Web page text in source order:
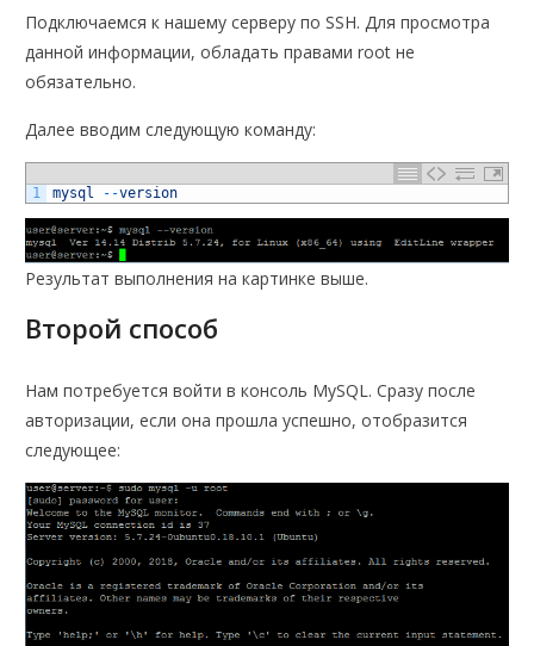
Подключаемся к нашему серверу по SSH. Для просмотра
данной информации, обладать правами root не
обязательно.
Далее вводим следующую команду:
1 mysql --version
Результат выполнения на картинке выше.
Второй способ
Нам потребуется войти в консоль MySQL. Сразу после
авторизации, если она прошла успешно, отобразится
следующее: